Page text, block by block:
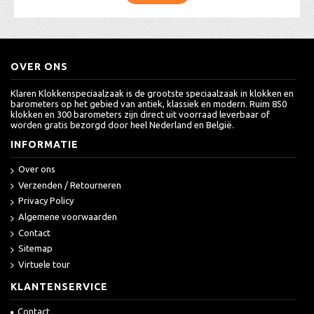
OVER ONS
Klaren Klokkenspeciaalzaak is de grootste speciaalzaak in klokken en
barometers op het gebied van antiek, klassiek en modern. Ruim 850
klokken en 300 barometers zijn direct uit voorraad leverbaar of
worden gratis bezorgd door heel Nederland en België.
INFORMATIE
Over ons
Verzenden / Retourneren
Privacy Policy
Algemene voorwaarden
Contact
Sitemap
Virtuele tour
KLANTENSERVICE
Contact